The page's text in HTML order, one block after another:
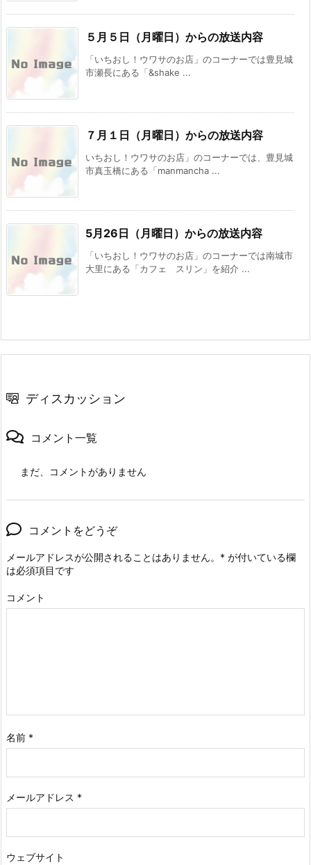
５月５日（月曜日）からの放送内容
「いちおし！ウワサのお店」のコーナーでは豊見城
市瀬長にある「&shake ...
７月１日（月曜日）からの放送内容
いちおし！ウワサのお店」のコーナーでは、豊見城
市真玉橋にある「manmancha ...
5月26日（月曜日）からの放送内容
「いちおし！ウワサのお店」のコーナーでは南城市
大里にある「カフェ スリン」を紹介 ...
ディスカッション
コメント一覧
まだ、コメントがありません
コメントをどうぞ
メールアドレスが公開されることはありません。 * が付いている欄
は必須項目です
コメント
名前 *
メールアドレス *
ウェブサイト